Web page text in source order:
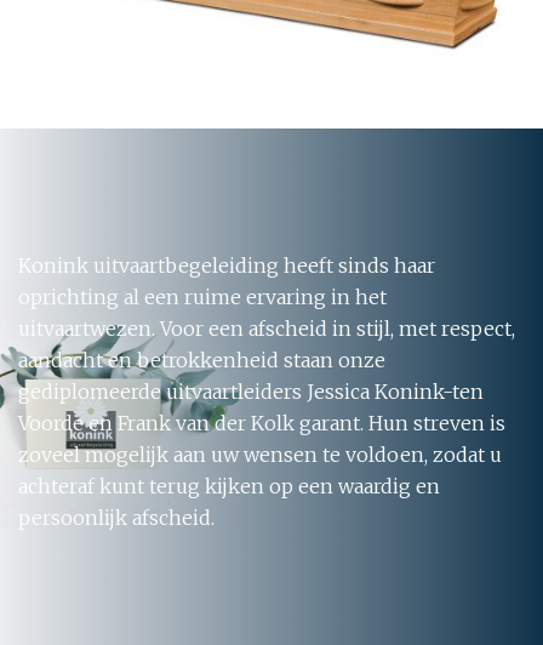
Konink uitvaartbegeleiding heeft sinds haar
oprichting al een ruime ervaring in het
uitvaartwezen. Voor een afscheid in stijl, met respect,
aandacht en betrokkenheid staan onze
gediplomeerde uitvaartleiders Jessica Konink-ten
Voorde en Frank van der Kolk garant. Hun streven is
zoveel mogelijk aan uw wensen te voldoen, zodat u
achteraf kunt terug kijken op een waardig en
persoonlijk afscheid.